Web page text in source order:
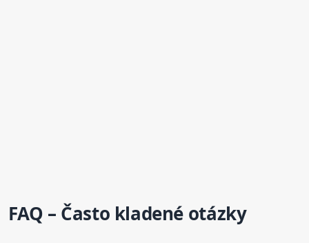
FAQ – Často kladené otázky